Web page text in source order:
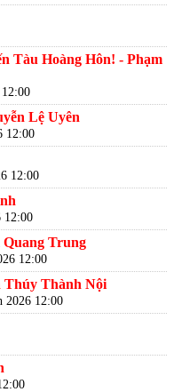
Tàu Hoàng Hôn! - Phạm
Lệ Uyên
12:00
12:00
12:00
Quang Trung
12:00
Thúy Thành Nội
2026 12:00